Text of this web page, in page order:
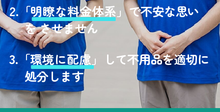
2.「明瞭な料金体系」で不安な思い
を させません
3. 「環境に配慮」
して不用品を適切に
処分します